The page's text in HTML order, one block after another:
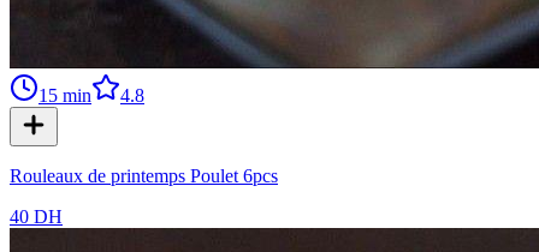
15 min 4.8
Rouleaux de printemps Poulet 6pcs
40 DH